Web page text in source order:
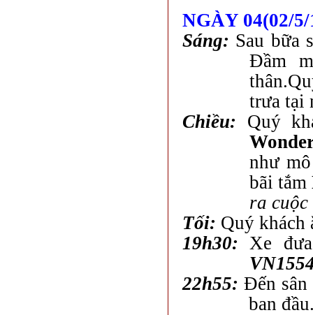
NGÀY 04(02/
Sáng: Sau bữa
Đầm
trưa tại
Chiều:
Quý
như
bãi tắm
ra
Tối: Quý khách
19h30:
Xe
22h55: Đến
ban